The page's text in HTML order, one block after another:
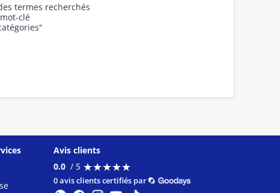
termes recherchés
clé
Avis clients
0.0 / 5 ★★★★★
★★★★★
0 avis clients certifiés par